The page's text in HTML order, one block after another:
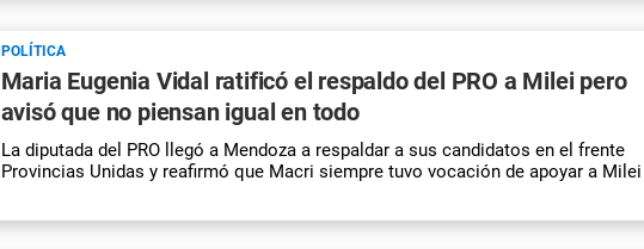
POLÍTICA
Maria Eugenia Vidal ratificó el respaldo del PRO a Milei pero
avisó que no piensan igual en todo
La diputada del PRO llegó a Mendoza a respaldar a sus candidatos en el frente
Provincias Unidas y reafirmó que Macri siempre tuvo vocación de apoyar a Milei